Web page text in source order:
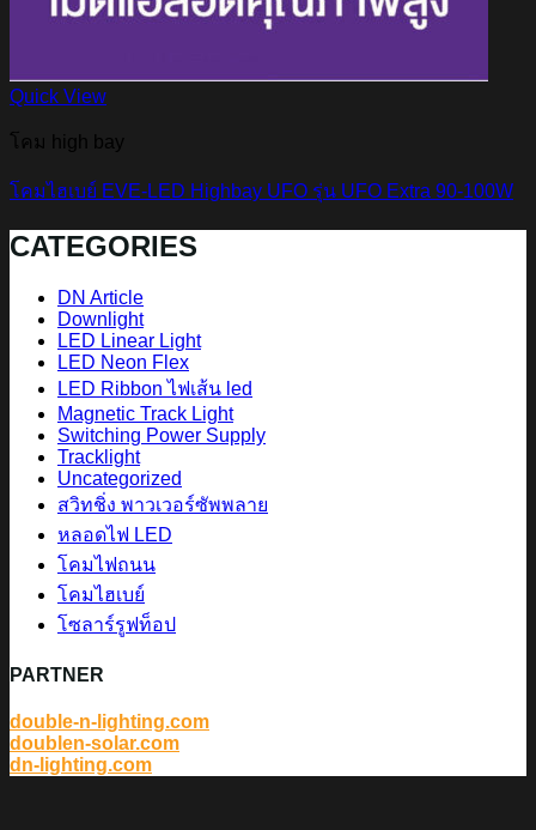
Quick View
โคม high bay
โคมไฮเบย์ EVE-LED Highbay UFO รุ่น UFO Extra 90-100W
CATEGORIES
DN Article
Downlight
LED Linear Light
LED Neon Flex
LED Ribbon ไฟเส้น led
Magnetic Track Light
Switching Power Supply
Tracklight
Uncategorized
สวิทชิ่ง พาวเวอร์ซัพพลาย
หลอดไฟ LED
โคมไฟถนน
โคมไฮเบย์
โซลาร์รูฟท็อป
PARTNER
double-n-lighting.com
doublen-solar.com
dn-lighting.com